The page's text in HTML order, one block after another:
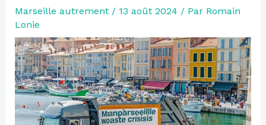
Marseille autrement/ 13 août 2024 / Par Romain
Lonie